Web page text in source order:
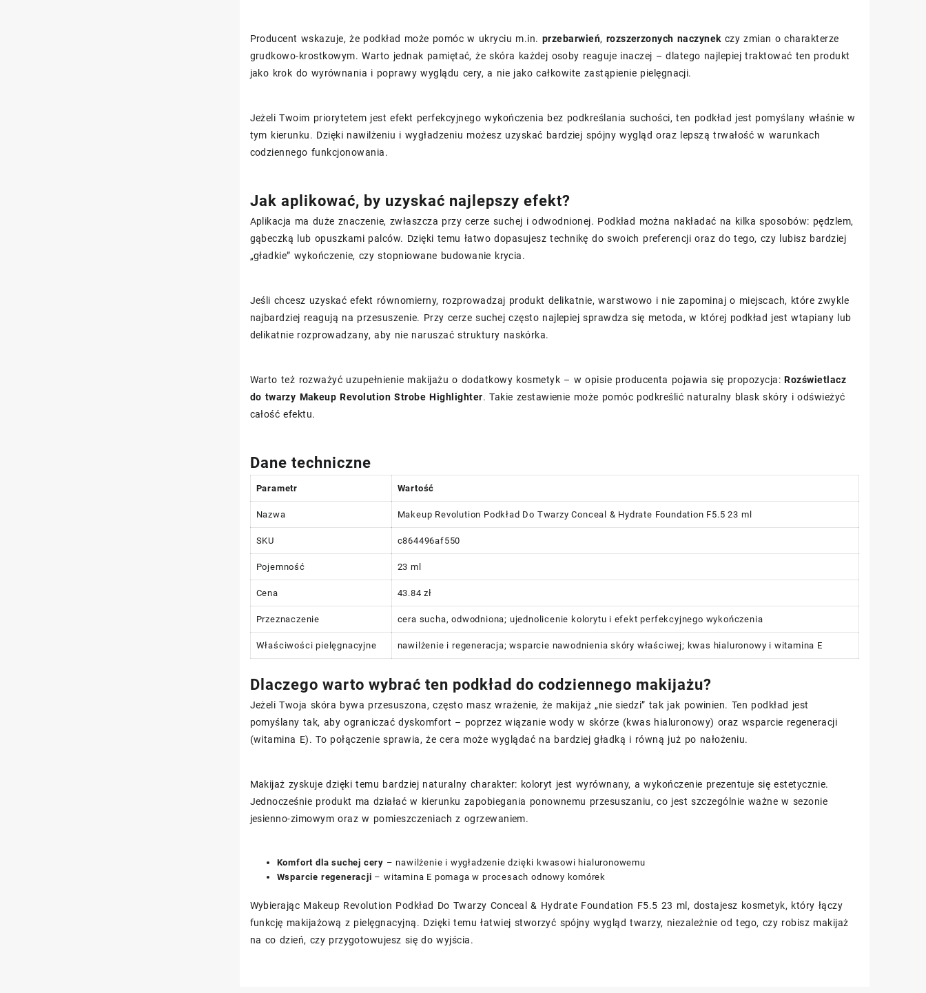
Producent wskazuje, że podkład może pomóc w ukryciu m.in. przebarwień, rozszerzonych naczynek czy zmian o charakterze
grudkowo-krostkowym. Warto jednak pamiętać, że skóra każdej osoby reaguje inaczej – dlatego najlepiej traktować ten produkt
jako krok do wyrównania i poprawy wyglądu cery, a nie jako całkowite zastąpienie pielęgnacji.
Jeżeli Twoim priorytetem jest efekt perfekcyjnego wykończenia bez podkreślania suchości, ten podkład jest pomyślany właśnie w
tym kierunku. Dzięki nawilżeniu i wygładzeniu możesz uzyskać bardziej spójny wygląd oraz lepszą trwałość w warunkach
codziennego funkcjonowania.
Jak aplikować, by uzyskać najlepszy efekt?
Aplikacja ma duże znaczenie, zwłaszcza przy cerze suchej i odwodnionej. Podkład można nakładać na kilka sposobów: pędzlem,
gąbeczką lub opuszkami palców. Dzięki temu łatwo dopasujesz technikę do swoich preferencji oraz do tego, czy lubisz bardziej
„gładkie” wykończenie, czy stopniowane budowanie krycia.
Jeśli chcesz uzyskać efekt równomierny, rozprowadzaj produkt delikatnie, warstwowo i nie zapominaj o miejscach, które zwykle
najbardziej reagują na przesuszenie. Przy cerze suchej często najlepiej sprawdza się metoda, w której podkład jest wtapiany lub
delikatnie rozprowadzany, aby nie naruszać struktury naskórka.
Warto też rozważyć uzupełnienie makijażu o dodatkowy kosmetyk – w opisie producenta pojawia się propozycja:Rozświetlacz
do twarzy Makeup Revolution Strobe Highlighter. Takie zestawienie może pomóc podkreślić naturalny blask skóry i odświeżyć
całość efektu.
Dane techniczne
Parametr Wartość
Nazwa Makeup Revolution Podkład Do Twarzy Conceal & Hydrate Foundation F5.5 23 ml
SKU c864496af550
Pojemność 23 ml
Cena 43.84 zł
Przeznaczenie cera sucha, odwodniona; ujednolicenie kolorytu i efekt perfekcyjnego wykończenia
Właściwości pielęgnacyjne nawilżenie i regeneracja; wsparcie nawodnienia skóry właściwej; kwas hialuronowy i witamina E
Dlaczego warto wybrać ten podkład do codziennego makijażu?
Jeżeli Twoja skóra bywa przesuszona, często masz wrażenie, że makijaż „nie siedzi” tak jak powinien. Ten podkład jest
pomyślany tak, aby ograniczać dyskomfort – poprzez wiązanie wody w skórze (kwas hialuronowy) oraz wsparcie regeneracji
(witamina E). To połączenie sprawia, że cera może wyglądać na bardziej gładką i równą już po nałożeniu.
Makijaż zyskuje dzięki temu bardziej naturalny charakter: koloryt jest wyrównany, a wykończenie prezentuje się estetycznie.
Jednocześnie produkt ma działać w kierunku zapobiegania ponownemu przesuszaniu, co jest szczególnie ważne w sezonie
jesienno-zimowym oraz w pomieszczeniach z ogrzewaniem.
Komfort dla suchej cery – nawilżenie i wygładzenie dzięki kwasowi hialuronowemu
Wsparcie regeneracji – witamina E pomaga w procesach odnowy komórek
Wybierając Makeup Revolution Podkład Do Twarzy Conceal & Hydrate Foundation F5.5 23 ml, dostajesz kosmetyk, który łączy
funkcję makijażową z pielęgnacyjną. Dzięki temu łatwiej stworzyć spójny wygląd twarzy, niezależnie od tego, czy robisz makijaż
na co dzień, czy przygotowujesz się do wyjścia.